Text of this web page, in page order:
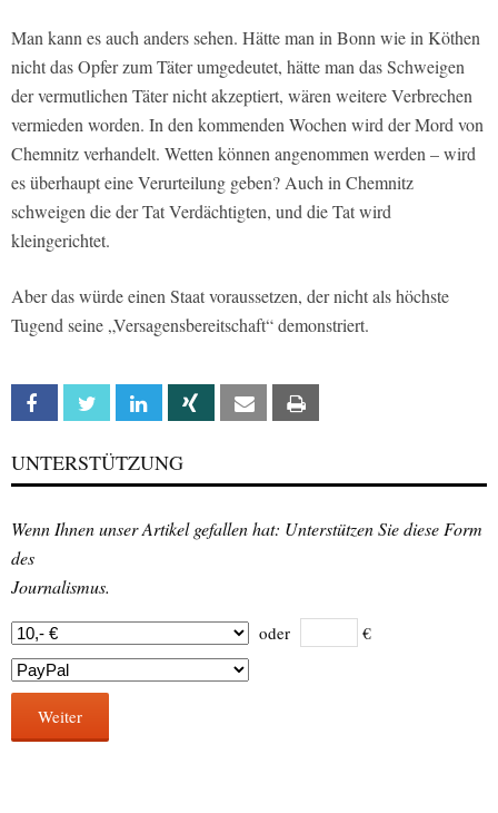
Man kann es auch anders sehen. Hätte man in Bonn wie in Köthen
nicht das Opfer zum Täter umgedeutet, hätte man das Schweigen
der vermutlichen Täter nicht akzeptiert, wären weitere Verbrechen
vermieden worden. In den kommenden Wochen wird der Mord von
Chemnitz verhandelt. Wetten können angenommen werden – wird
es überhaupt eine Verurteilung geben? Auch in Chemnitz
schweigen die der Tat Verdächtigten, und die Tat wird
kleingerichtet.
Aber das würde einen Staat voraussetzen, der nicht als höchste
Tugend seine „Versagensbereitschaft“ demonstriert.
Facebook Twitter Linkedin Xing Email
UNTERSTÜTZUNG
Wenn Ihnen unser Artikel gefallen hat: Unterstützen Sie diese Form
des
Journalismus.
oder €
Weiter